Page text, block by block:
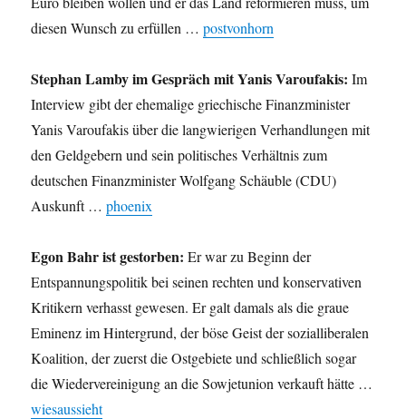
diesen Wunsch zu erfüllen …postvonhorn
Stephan Lamby im Gespräch mit Yanis Varoufakis: Im
Interview gibt der ehemalige griechische Finanzminister
Yanis Varoufakis über die langwierigen Verhandlungen mit
den Geldgebern und sein politisches Verhältnis zum
deutschen Finanzminister Wolfgang Schäuble (CDU)
Auskunft …phoenix
Egon Bahr ist gestorben: Er war zu Beginn der
Entspannungspolitik bei seinen rechten und konservativen
Kritikern verhasst gewesen. Er galt damals als die graue
Eminenz im Hintergrund, der böse Geist der sozialliberalen
Koalition, der zuerst die Ostgebiete und schließlich sogar
die Wiedervereinigung an die Sowjetunion verkauft hätte …
wiesaussieht